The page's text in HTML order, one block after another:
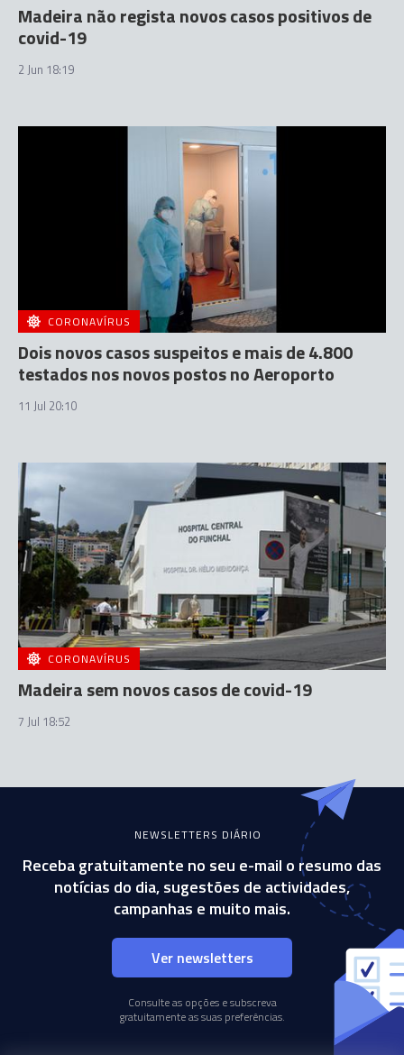
Madeira não regista novos casos positivos de
covid-19
2 Jun 18:19
CORONAVÍRUS
Dois novos casos suspeitos e mais de 4.800
testados nos novos postos no Aeroporto
11 Jul 20:10
CORONAVÍRUS
Madeira sem novos casos de covid-19
7 Jul 18:52
NEWSLETTERS DIÁRIO
Receba gratuitamente no seu e-mail o resumo das
notícias do dia, sugestões de actividades,
campanhas e muito mais.
Ver newsletters
Consulte as opções e subscreva
gratuitamente as suas preferências.